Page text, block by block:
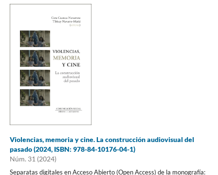
Violencias, memoria y cine. La construcción audiovisual del
pasado (2024, ISBN: 978-84-10176-04-1)
Núm. 31 (2024)
Separatas digitales en Acceso Abierto (Open Access) de la monografía: